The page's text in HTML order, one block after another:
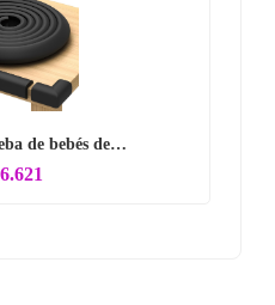
de bebés de…